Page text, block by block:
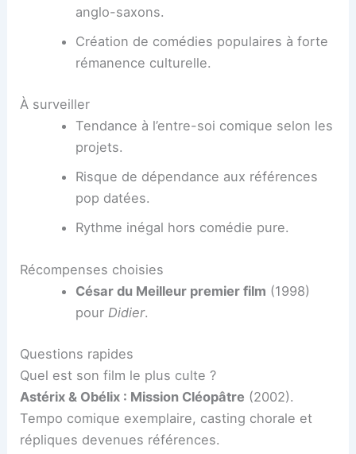
anglo-saxons.
Création de comédies populaires à forte
rémanence culturelle.
À surveiller
Tendance à l’entre-soi comique selon les
projets.
Risque de dépendance aux références
pop datées.
Rythme inégal hors comédie pure.
Récompenses choisies
César du Meilleur premier film (1998)
pour Didier.
Questions rapides
Quel est son film le plus culte ?
Astérix & Obélix : Mission Cléopâtre (2002).
Tempo comique exemplaire, casting chorale et
répliques devenues références.